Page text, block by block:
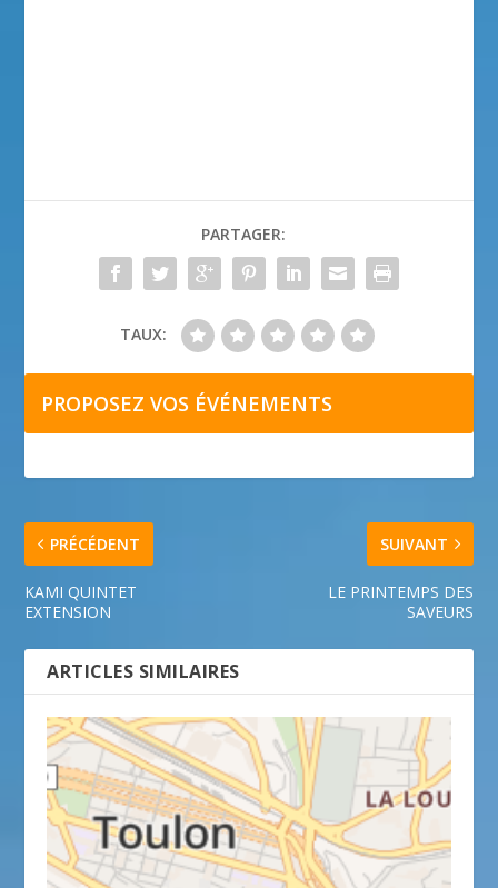
PARTAGER:
TAUX:
PROPOSEZ VOS ÉVÉNEMENTS
PRÉCÉDENT
KAMI QUINTET
EXTENSION
SUIVANT
LE PRINTEMPS DES
SAVEURS
ARTICLES SIMILAIRES